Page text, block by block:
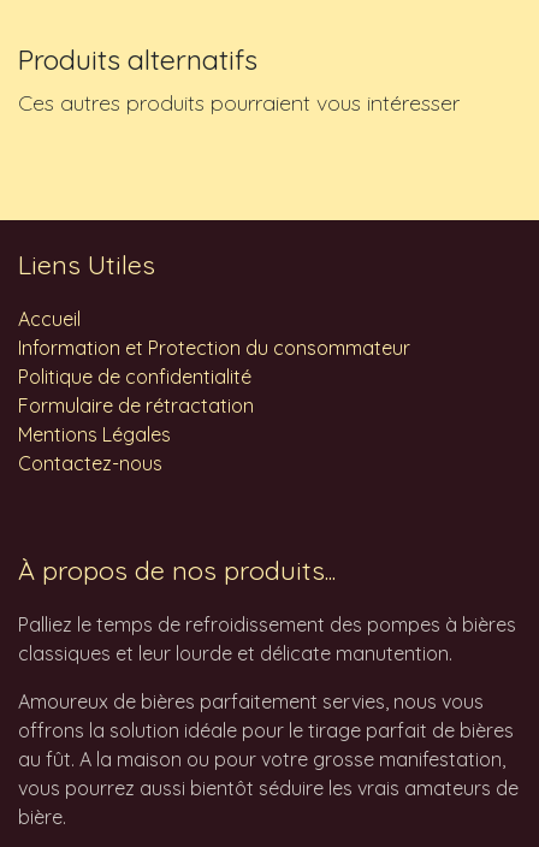
Produits alternatifs
Ces autres produits pourraient vous intéresser
Liens Utiles
Accueil
Information et Protection du consommateur
Politique de confidentialité
Formulaire de rétractation
Mentions Légales
Contactez-nous
À propos de nos produits...
Palliez le temps de refroidissement des pompes à bières
classiques et leur lourde et délicate manutention.
Amoureux de bières parfaitement servies, nous vous
offrons la solution idéale pour le tirage parfait de bières
au fût. A la maison ou pour votre grosse manifestation,
vous pourrez aussi bientôt séduire les vrais amateurs de
bière.